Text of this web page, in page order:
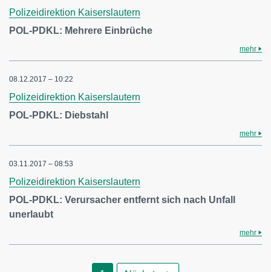
Polizeidirektion Kaiserslautern
POL-PDKL: Mehrere Einbrüche
mehr
08.12.2017 – 10:22
Polizeidirektion Kaiserslautern
POL-PDKL: Diebstahl
mehr
03.11.2017 – 08:53
Polizeidirektion Kaiserslautern
POL-PDKL: Verursacher entfernt sich nach Unfall
unerlaubt
mehr